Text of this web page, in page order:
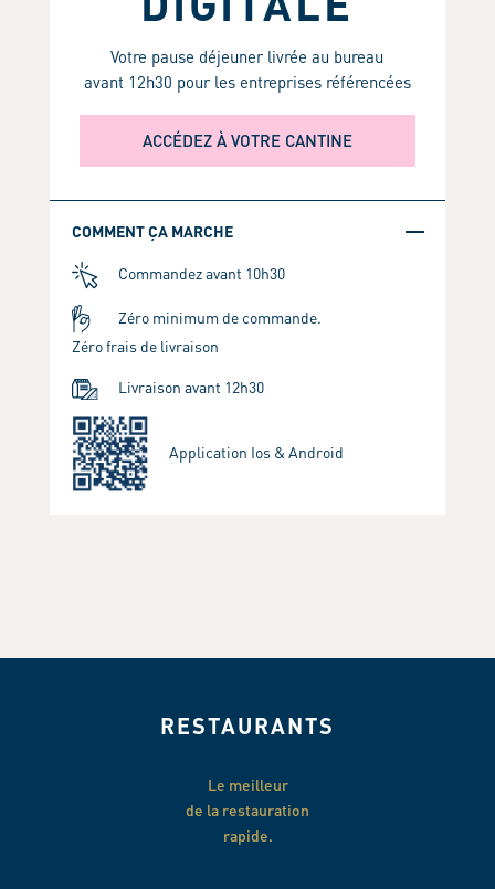
Votre pause déjeuner livrée au bureau
avant 12h30 pour les entreprises référencées
ACCÉDEZ À VOTRE CANTINE
COMMENT ÇA MARCHE
Commandez avant 10h30
Zéro minimum de commande.
Zéro frais de livraison
Livraison avant 12h30
Application Ios & Android
RESTAURANTS
Le meilleur
de la restauration
rapide.